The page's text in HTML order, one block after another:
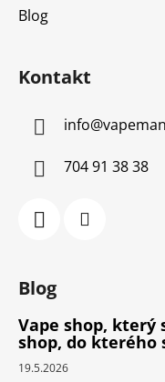
Blog
Kontakt
info@
704 91 38 38
Blog
Vape shop, který
shop, do kterého
19.5.2026